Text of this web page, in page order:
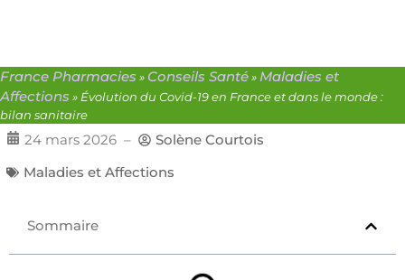
France Pharmacies » Conseils Santé»Maladies et
Affections » Évolution du Covid-19 en France et dans le monde :
bilan sanitaire
24 mars 2026 –
Solène Courtois
Maladies et Affections
Sommaire